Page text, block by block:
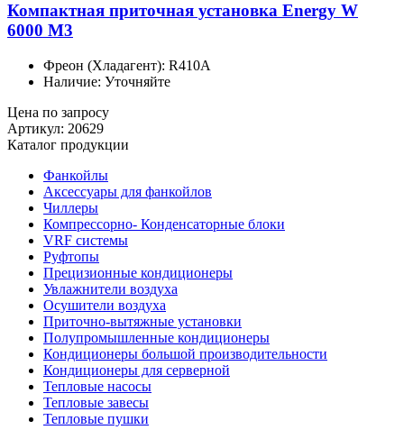
Компактная приточная установка Energy W
6000 M3
Фреон (Хладагент): R410A
Наличие: Уточняйте
Цена по запросу
Артикул: 20629
Каталог продукции
Фанкойлы
Аксессуары для фанкойлов
Чиллеры
Компрессорно- Конденсаторные блоки
VRF системы
Руфтопы
Прецизионные кондиционеры
Увлажнители воздуха
Осушители воздуха
Приточно-вытяжные установки
Полупромышленные кондиционеры
Кондиционеры большой производительности
Кондиционеры для серверной
Тепловые насосы
Тепловые завесы
Тепловые пушки